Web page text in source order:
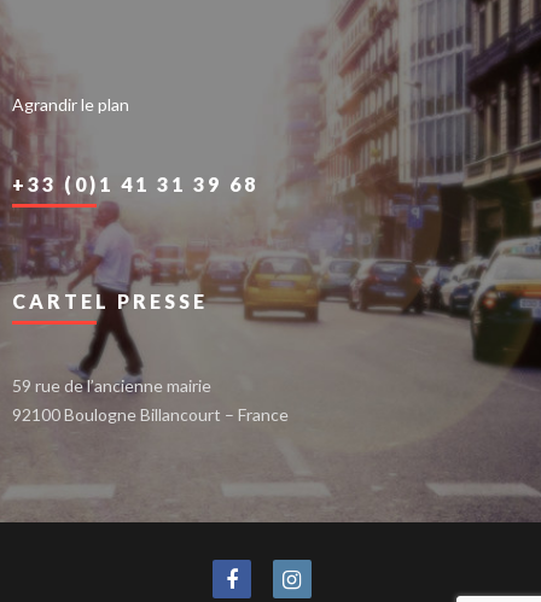
Agrandir le plan
+33 (0)1 41 31 39 68
CARTEL PRESSE
59 rue de l’ancienne mairie
92100 Boulogne Billancourt – France